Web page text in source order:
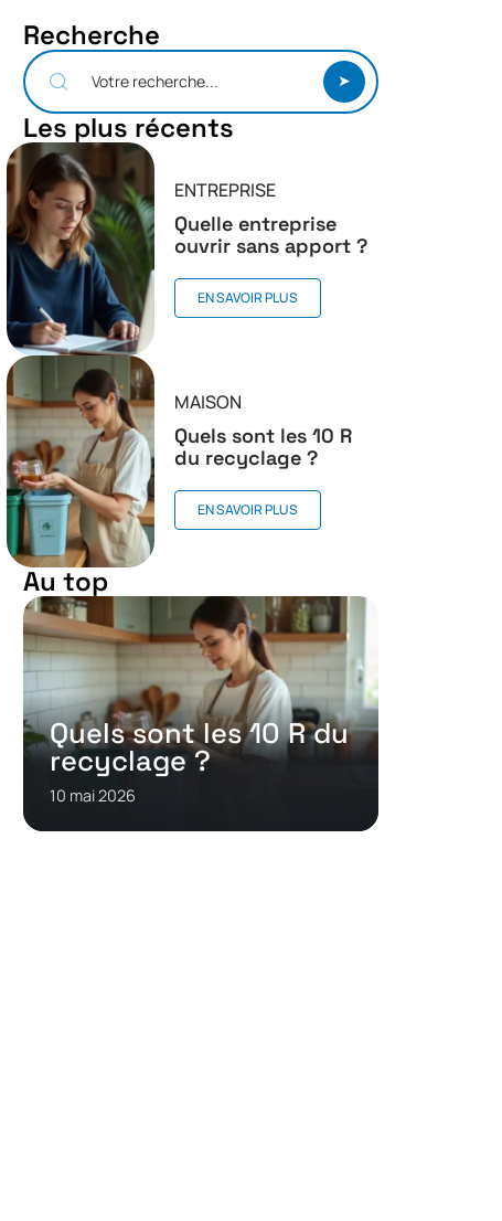
Recherche
Les plus récents
ENTREPRISE
Quelle entreprise
ouvrir sans apport ?
EN SAVOIR PLUS
MAISON
Quels sont les 10 R
du recyclage ?
EN SAVOIR PLUS
Au top
Quels sont les 10 R du
recyclage ?
10 mai 2026